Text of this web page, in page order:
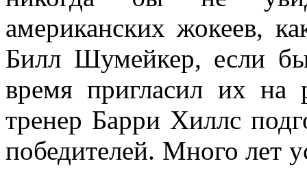
американских жокеев,
Билл Шумейкер, если
время пригласил их на
тренер Барри Хиллс
победителей. Много лет